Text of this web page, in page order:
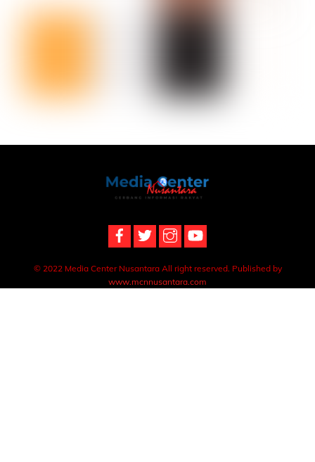
Back
To
© 2022 Media Center Nusantara All right reserved. Published by
www.mcnnusantara.com